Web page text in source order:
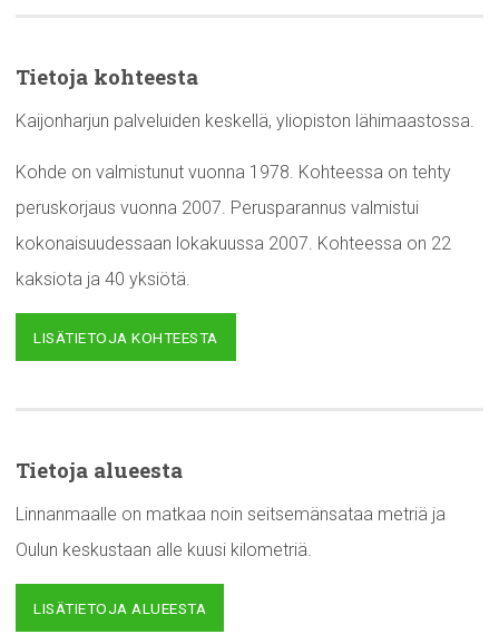
Tietoja kohteesta
Kaijonharjun palveluiden keskellä, yliopiston lähimaastossa.
Kohde on valmistunut vuonna 1978. Kohteessa on tehty
peruskorjaus vuonna 2007. Perusparannus valmistui
kokonaisuudessaan lokakuussa 2007. Kohteessa on 22
kaksiota ja 40 yksiötä.
LISÄTIETOJA KOHTEESTA
Tietoja alueesta
Linnanmaalle on matkaa noin seitsemänsataa metriä ja
Oulun keskustaan alle kuusi kilometriä.
LISÄTIETOJA ALUEESTA